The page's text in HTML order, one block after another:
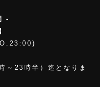
-
～23時半）迄となりま